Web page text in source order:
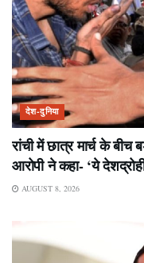
देश-दुनिया
रांची में छात्र मार्च के बीच
आरोपी ने कहा- ‘ये
AUGUST 8, 2026